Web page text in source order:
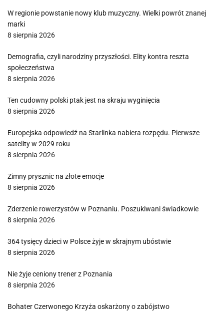
W regionie powstanie nowy klub muzyczny. Wielki powrót znanej
marki
8 sierpnia 2026
Demografia, czyli narodziny przyszłości. Elity kontra reszta
społeczeństwa
8 sierpnia 2026
Ten cudowny polski ptak jest na skraju wyginięcia
8 sierpnia 2026
Europejska odpowiedź na Starlinka nabiera rozpędu. Pierwsze
satelity w 2029 roku
8 sierpnia 2026
Zimny prysznic na złote emocje
8 sierpnia 2026
Zderzenie rowerzystów w Poznaniu. Poszukiwani świadkowie
8 sierpnia 2026
364 tysięcy dzieci w Polsce żyje w skrajnym ubóstwie
8 sierpnia 2026
Nie żyje ceniony trener z Poznania
8 sierpnia 2026
Bohater Czerwonego Krzyża oskarżony o zabójstwo